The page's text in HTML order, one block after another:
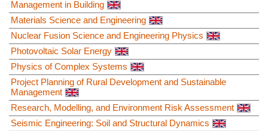
Management in Building
Materials Science and Engineering
Nuclear Fusion Science and Engineering Physics
Photovoltaic Solar Energy
Physics of Complex Systems
Project Planning of Rural Development and Sustainable
Management
Research, Modelling, and Environment Risk Assessment
Seismic Engineering: Soil and Structural Dynamics